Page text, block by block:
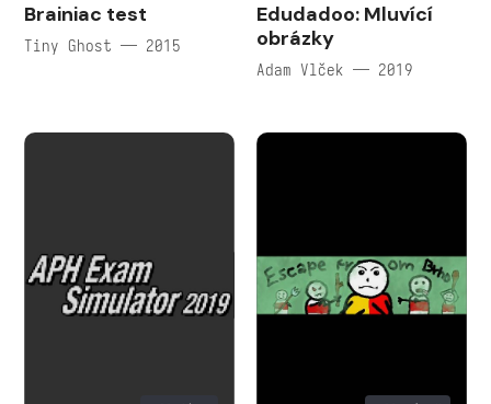
Brainiac test
Tiny Ghost — 2015
Edudadoo: Mluvící
obrázky
Adam Vlček — 2019